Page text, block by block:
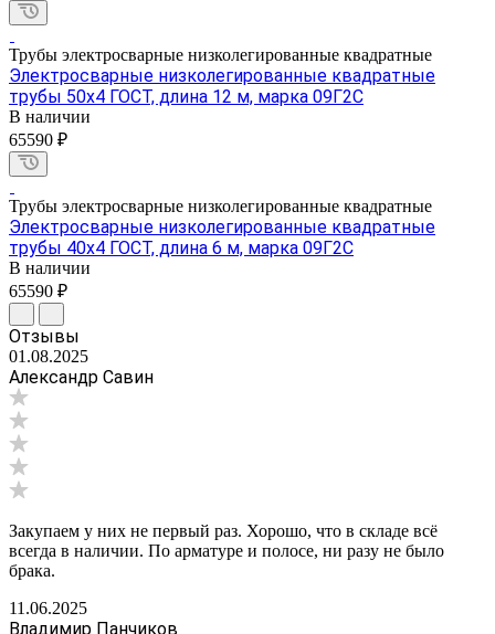
Трубы электросварные низколегированные квадратные
Электросварные низколегированные квадратные
трубы 50х4 ГОСТ, длина 12 м, марка 09Г2С
В наличии
65590 ₽
Трубы электросварные низколегированные квадратные
Электросварные низколегированные квадратные
трубы 40х4 ГОСТ, длина 6 м, марка 09Г2С
В наличии
65590 ₽
Отзывы
01.08.2025
Александр Савин
Закупаем у них не первый раз. Хорошо, что в складе всё
всегда в наличии. По арматуре и полосе, ни разу не было
брака.
11.06.2025
Владимир Панчиков